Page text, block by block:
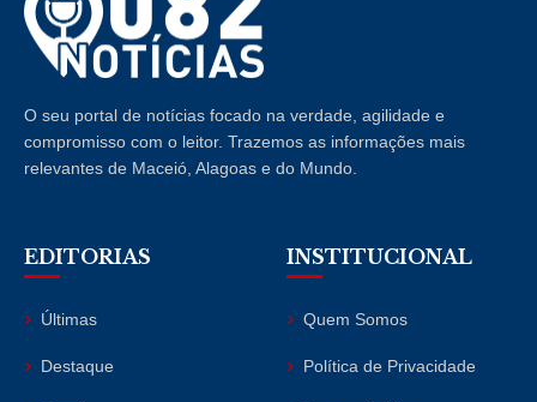
O seu portal de notícias focado na verdade, agilidade e
compromisso com o leitor. Trazemos as informações mais
relevantes de Maceió, Alagoas e do Mundo.
EDITORIAS
Últimas
Destaque
INSTITUCIONAL
Quem Somos
Política de Privacidade